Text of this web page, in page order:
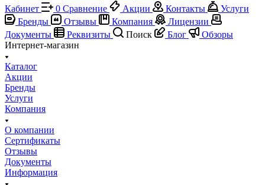
Кабинет
0 Сравнение Акции Контакты
Услуги
Бренды
Отзывы Компания
Лицензии
Документы
Реквизиты Поиск Блог
Обзоры
Интернет-магазин
Каталог
Акции
Бренды
Услуги
Компания
О компании
Сертификаты
Отзывы
Документы
Информация